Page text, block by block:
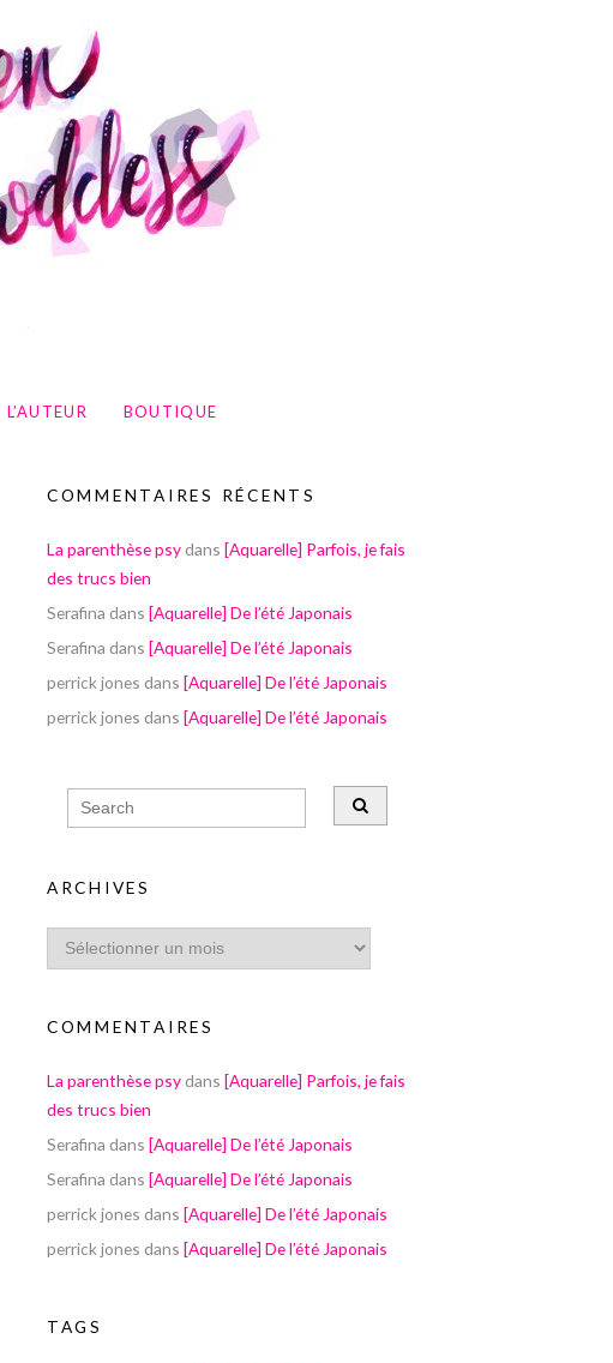
L’AUTEUR BOUTIQUE
COMMENTAIRES RÉCENTS
La parenthèse psy dans [Aquarelle] Parfois, je fais
des trucs bien
Serafina dans [Aquarelle] De l’été Japonais
Serafina dans [Aquarelle] De l’été Japonais
perrick jones dans [Aquarelle] De l’été Japonais
perrick jones dans [Aquarelle] De l’été Japonais
ARCHIVES
COMMENTAIRES
La parenthèse psy dans [Aquarelle] Parfois, je fais
des trucs bien
Serafina dans [Aquarelle] De l’été Japonais
Serafina dans [Aquarelle] De l’été Japonais
perrick jones dans [Aquarelle] De l’été Japonais
perrick jones dans [Aquarelle] De l’été Japonais
TAGS